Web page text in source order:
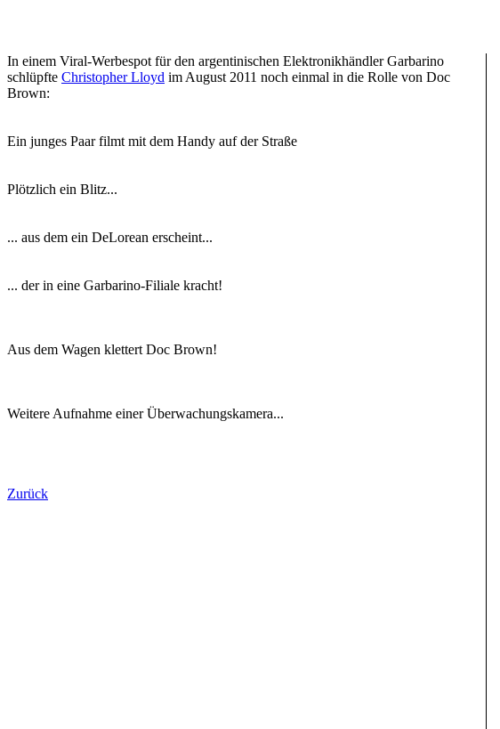
In einem Viral-Werbespot für den argentinischen Elektronikhändler Garbarino
schlüpfte Christopher Lloyd im August 2011 noch einmal in die Rolle von Doc
Brown:
Ein junges Paar filmt mit dem Handy auf der Straße
Plötzlich ein Blitz...
... aus dem ein DeLorean erscheint...
... der in eine Garbarino-Filiale kracht!
Aus dem Wagen klettert Doc Brown!
Weitere Aufnahme einer Überwachungskamera...
Zurück